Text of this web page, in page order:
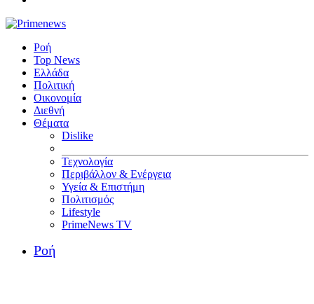
Ροή
Top News
Ελλάδα
Πολιτική
Οικονομία
Διεθνή
Θέματα
Dislike
Τεχνολογία
Περιβάλλον & Ενέργεια
Υγεία & Επιστήμη
Πολιτισμός
Lifestyle
PrimeNews TV
Ροή